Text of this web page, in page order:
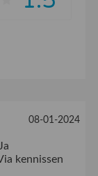
08-01-2024
Ja
kennissen